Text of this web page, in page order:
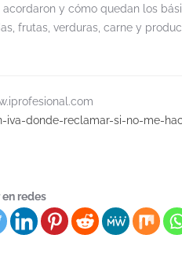
acordaron y cómo quedan los
frutas, verduras, carne y
iva-donde-reclamar-si-no-me-
redes